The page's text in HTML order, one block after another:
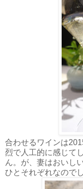
合わせるワインは
烈で人工的に感じて
ん。が、妻はおいし
ひとそれぞれなので